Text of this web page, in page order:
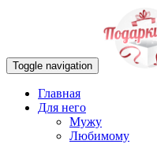
Toggle navigation
Главная
Для него
Мужу
Любимому